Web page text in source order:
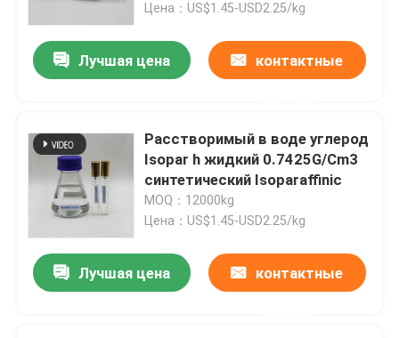
Цена：US$1.45-USD2.25/kg
Лучшая цена контактные
Расстворимый в воде углерод
Isopar h жидкий 0.7425G/Cm3
синтетический Isoparaffinic
MOQ：12000kg
Цена：US$1.45-USD2.25/kg
Лучшая цена контактные